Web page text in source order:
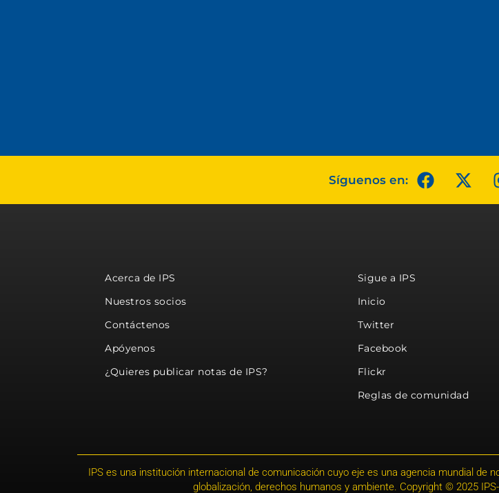
Síguenos en:
Acerca de IPS
Nuestros socios
Contáctenos
Apóyenos
¿Quieres publicar notas de IPS?
Sigue a IPS
Inicio
Twitter
Facebook
Flickr
Reglas de comunidad
IPS es una institución internacional de comunicación cuyo eje es una agencia mundial de
globalización, derechos humanos y ambiente. Copyright © 2025